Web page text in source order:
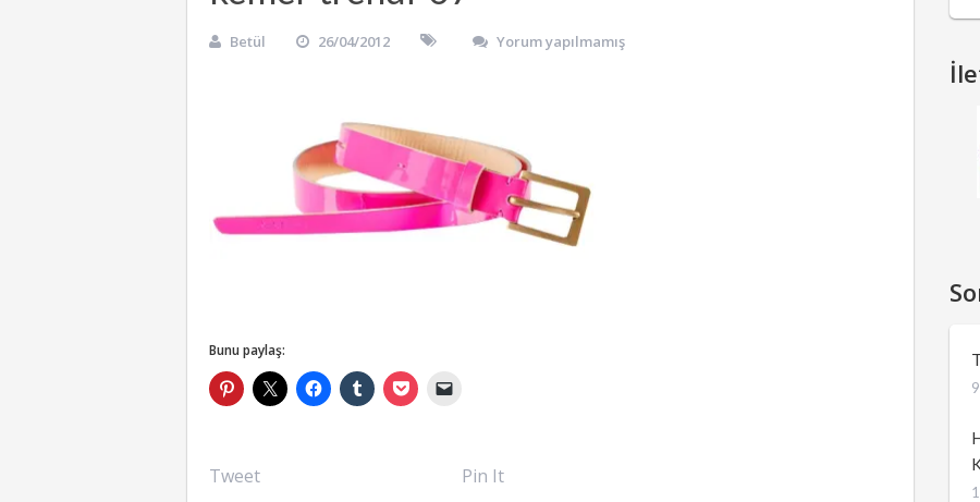
Betül 26/04/2012 Yorum yapılmamış
Bunu paylaş:
Tweet Pin It